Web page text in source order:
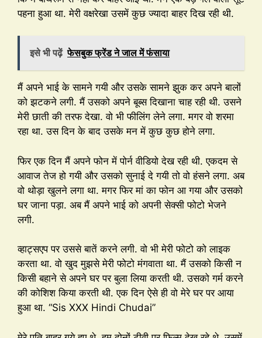
पहना हुआ था. मेरी वक्षरेखा उसमें कुछ ज्यादा बाहर दिख रही थी.
इसे भी पढ़ें फेसबुक फ्रेंड ने जाल में फंसाया
मैं अपने भाई के सामने गयी और उसके सामने झुक कर अपने बालों
को झटकने लगी. मैं उसको अपने बूब्स दिखाना चाह रही थी. उसने
मेरी छाती की तरफ देखा. वो भी फीलिंग लेने लगा. मगर वो शरमा
रहा था. उस दिन के बाद उसके मन में कुछ कुछ होने लगा.
फिर एक दिन मैं अपने फोन में पोर्न वीडियो देख रही थी. एकदम से
आवाज तेज हो गयी और उसको सुनाई दे गयी तो वो हंसने लगा. अब
वो थोड़ा खुलने लगा था. मगर फिर मां का फोन आ गया और उसको
घर जाना पड़ा. अब मैं अपने भाई को अपनी सेक्सी फोटो भेजने
लगी.
व्हाट्सएप पर उससे बातें करने लगी. वो भी मेरी फोटो को लाइक
करता था. वो खुद मुझसे मेरी फोटो मंगवाता था. मैं उसको किसी न
किसी बहाने से अपने घर पर बुला लिया करती थी. उसको गर्म करने
की कोशिश किया करती थी. एक दिन ऐसे ही वो मेरे घर पर आया
हुआ था. “Sis XXX Hindi Chudai”